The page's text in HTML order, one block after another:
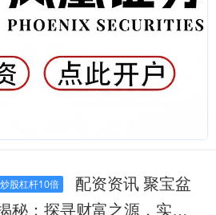
炒股杠杆10倍
秘：探寻财富之源，实现